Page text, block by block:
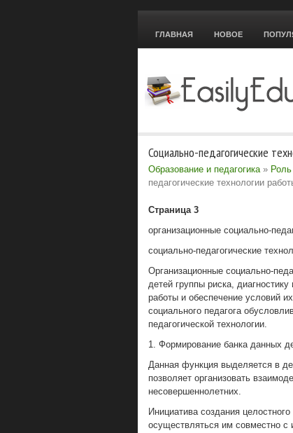
ГЛАВНАЯ НОВОЕ
Социально-педагогические
Образование и педагогика»
педагогические технологии
Страница 3
организационные социально-
социально-педагогические
Организационные социально-
детей группы риска,
работы и обеспечение условий
социального педагога
педагогической технологии.
1. Формирование банка данных
Данная функция выделяется в
позволяет организовать
несовершеннолетних.
Инициатива создания
осуществляться им совместно с